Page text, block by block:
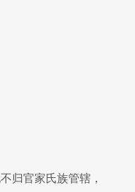
归官家氏族管辖，